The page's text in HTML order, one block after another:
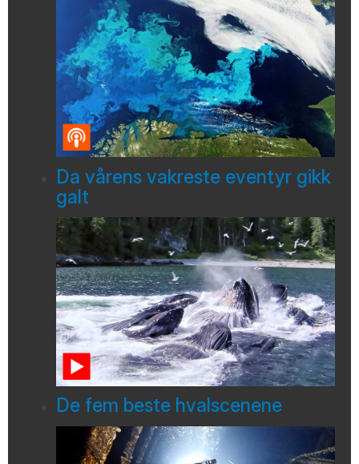
Da vårens vakreste eventyr gikk
galt
De fem beste hvalscenene